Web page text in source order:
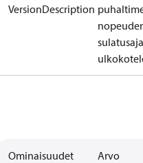
VersionDescription
Ominaisuudet Arvo